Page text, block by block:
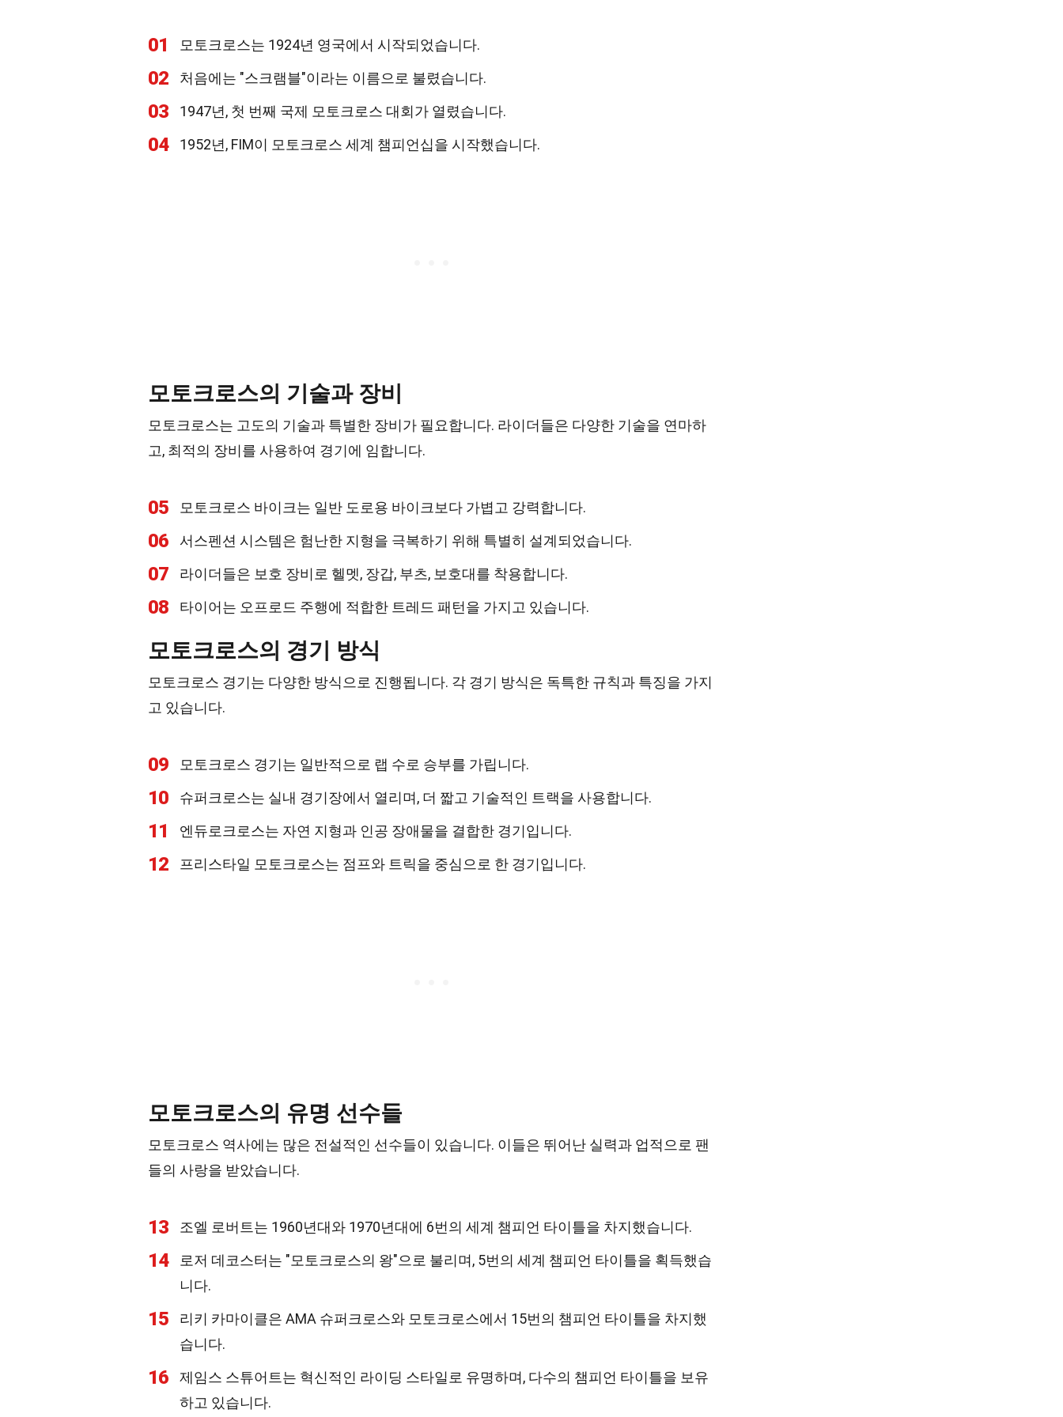
01 모토크로스는 1924년 영국에서 시작되었습니다.
02 처음에는 "스크램블"이라는 이름으로 불렸습니다.
03 1947년, 첫 번째 국제 모토크로스 대회가 열렸습니다.
04 1952년, FIM이 모토크로스 세계 챔피언십을 시작했습니다.
모토크로스의 기술과 장비
모토크로스는 고도의 기술과 특별한 장비가 필요합니다. 라이더들은 다양한 기술을 연마하
고, 최적의 장비를 사용하여 경기에 임합니다.
05 모토크로스 바이크는 일반 도로용 바이크보다 가볍고 강력합니다.
06 서스펜션 시스템은 험난한 지형을 극복하기 위해 특별히 설계되었습니다.
07 라이더들은 보호 장비로 헬멧, 장갑, 부츠, 보호대를 착용합니다.
08 타이어는 오프로드 주행에 적합한 트레드 패턴을 가지고 있습니다.
모토크로스의 경기 방식
모토크로스 경기는 다양한 방식으로 진행됩니다. 각 경기 방식은 독특한 규칙과 특징을 가지
고 있습니다.
09 모토크로스 경기는 일반적으로 랩 수로 승부를 가립니다.
10 슈퍼크로스는 실내 경기장에서 열리며, 더 짧고 기술적인 트랙을 사용합니다.
11 엔듀로크로스는 자연 지형과 인공 장애물을 결합한 경기입니다.
12 프리스타일 모토크로스는 점프와 트릭을 중심으로 한 경기입니다.
모토크로스의 유명 선수들
모토크로스 역사에는 많은 전설적인 선수들이 있습니다. 이들은 뛰어난 실력과 업적으로 팬
들의 사랑을 받았습니다.
13 조엘 로버트는 1960년대와 1970년대에 6번의 세계 챔피언 타이틀을 차지했습니다.
14
로저 데코스터는 "모토크로스의 왕"으로 불리며, 5번의 세계 챔피언 타이틀을 획득했습
니다.
15
리키 카마이클은 AMA 슈퍼크로스와 모토크로스에서 15번의 챔피언 타이틀을 차지했
습니다.
16
제임스 스튜어트는 혁신적인 라이딩 스타일로 유명하며, 다수의 챔피언 타이틀을 보유
하고 있습니다.